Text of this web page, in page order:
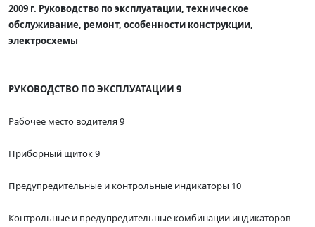
2009 г. Руководство по эксплуатации, техническое
обслуживание, ремонт, особенности конструкции,
электросхемы
РУКОВОДСТВО ПО ЭКСПЛУАТАЦИИ 9
Рабочее место водителя 9
Приборный щиток 9
Предупредительные и контрольные индикаторы 10
Контрольные и предупредительные комбинации индикаторов